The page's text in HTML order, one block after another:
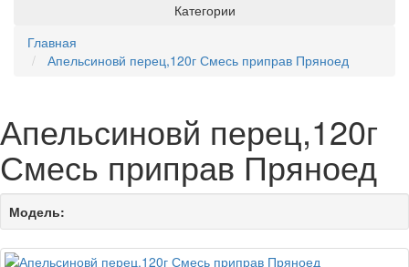
Категории
Главная
Апельсиновй перец,120г Смесь приправ Пряноед
Апельсиновй перец,120г
Смесь приправ Пряноед
Модель: